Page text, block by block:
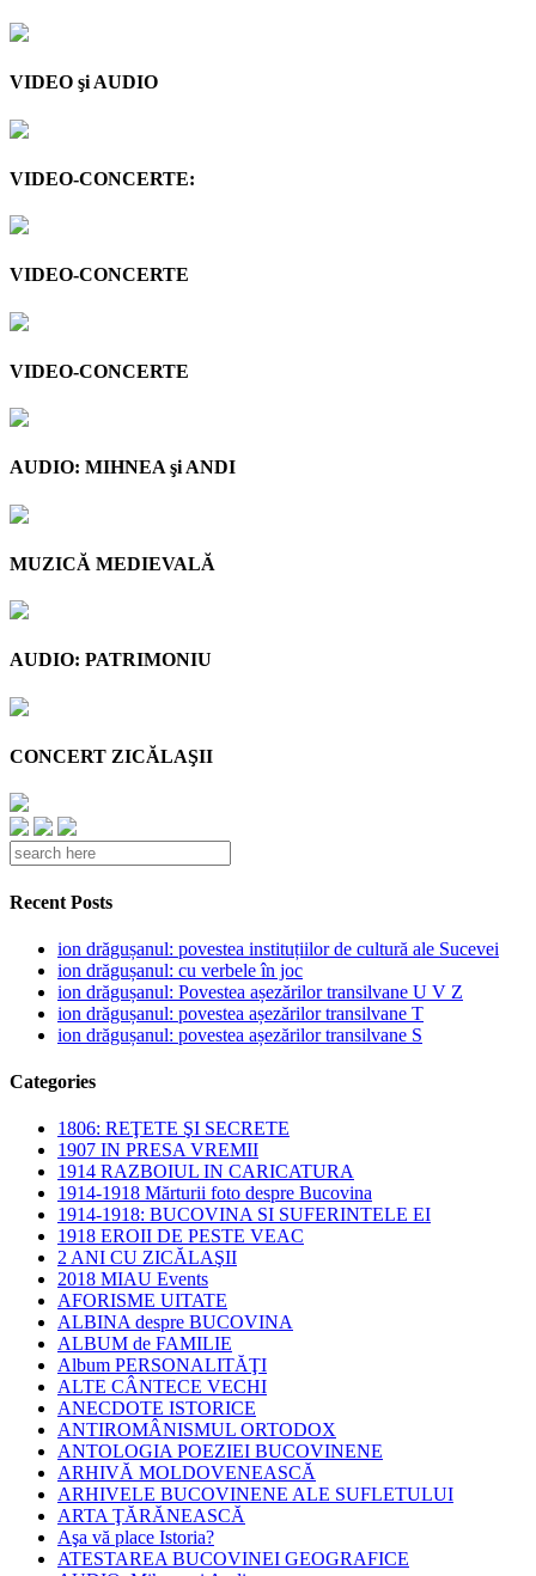
VIDEO şi AUDIO
VIDEO-CONCERTE:
VIDEO-CONCERTE
VIDEO-CONCERTE
AUDIO: MIHNEA şi ANDI
MUZICĂ MEDIEVALĂ
AUDIO: PATRIMONIU
CONCERT ZICĂLAŞII
Recent Posts
ion drăgușanul: povestea instituțiilor de cultură ale Sucevei
ion drăgușanul: cu verbele în joc
ion drăgușanul: Povestea așezărilor transilvane U V Z
ion drăgușanul: povestea așezărilor transilvane T
ion drăgușanul: povestea așezărilor transilvane S
Categories
1806: REŢETE ŞI SECRETE
1907 IN PRESA VREMII
1914 RAZBOIUL IN CARICATURA
1914-1918 Mărturii foto despre Bucovina
1914-1918: BUCOVINA SI SUFERINTELE EI
1918 EROII DE PESTE VEAC
2 ANI CU ZICĂLAŞII
2018 MIAU Events
AFORISME UITATE
ALBINA despre BUCOVINA
ALBUM de FAMILIE
Album PERSONALITĂŢI
ALTE CÂNTECE VECHI
ANECDOTE ISTORICE
ANTIROMÂNISMUL ORTODOX
ANTOLOGIA POEZIEI BUCOVINENE
ARHIVĂ MOLDOVENEASCĂ
ARHIVELE BUCOVINENE ALE SUFLETULUI
ARTA ŢĂRĂNEASCĂ
Aşa vă place Istoria?
ATESTAREA BUCOVINEI GEOGRAFICE